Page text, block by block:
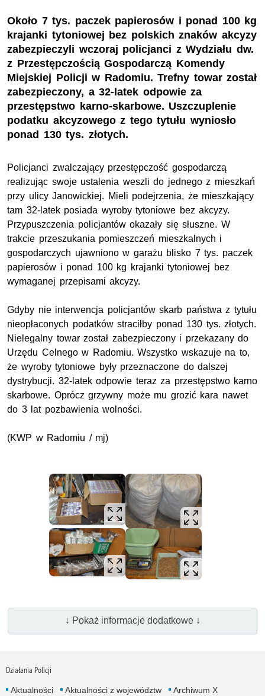
Około 7 tys. paczek papierosów i ponad 100 kg
krajanki tytoniowej bez polskich znaków akcyzy
zabezpieczyli wczoraj policjanci z Wydziału dw.
z Przestępczością Gospodarczą Komendy
Miejskiej Policji w Radomiu. Trefny towar został
zabezpieczony, a 32-latek odpowie za
przestępstwo karno-skarbowe. Uszczuplenie
podatku akcyzowego z tego tytułu wyniosło
ponad 130 tys. złotych.
Policjanci zwalczający przestępczość gospodarczą
realizując swoje ustalenia weszli do jednego z mieszkań
przy ulicy Janowickiej. Mieli podejrzenia, że mieszkający
tam 32-latek posiada wyroby tytoniowe bez akcyzy.
Przypuszczenia policjantów okazały się słuszne. W
trakcie przeszukania pomieszczeń mieszkalnych i
gospodarczych ujawniono w garażu blisko 7 tys. paczek
papierosów i ponad 100 kg krajanki tytoniowej bez
wymaganej przepisami akcyzy.
Gdyby nie interwencja policjantów skarb państwa z tytułu
nieopłaconych podatków straciłby ponad 130 tys. złotych.
Nielegalny towar został zabezpieczony i przekazany do
Urzędu Celnego w Radomiu. Wszystko wskazuje na to,
że wyroby tytoniowe były przeznaczone do dalszej
dystrybucji. 32-latek odpowie teraz za przestępstwo karno
skarbowe. Oprócz grzywny może mu grozić kara nawet
do 3 lat pozbawienia wolności.
(KWP w Radomiu / mj)
↓ Pokaż informacje dodatkowe ↓
Działania Policji
Aktualności Aktualności z województw
Archiwum X